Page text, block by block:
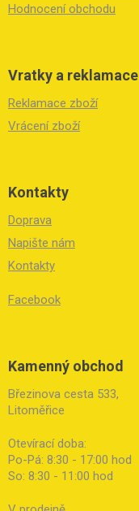
Hodnocení obchodu
Vratky a reklamace
Reklamace zboží
Vrácení zboží
Kontakty
Doprava
Napište nám
Kontakty
Facebook
Kamenný obchod
Březinova cesta 533,
Litoměřice
Otevírací doba:
Po-Pá: 8:30 - 17:00 hod
So: 8:30 - 11:00 hod